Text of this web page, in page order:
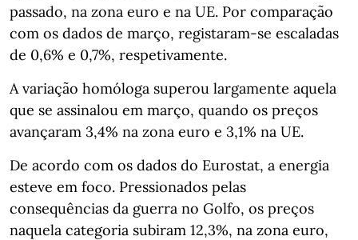
passado, na zona euro e na UE. Por comparação
com os dados de março, registaram-se escaladas
de 0,6% e 0,7%, respetivamente.
A variação homóloga superou largamente aquela
que se assinalou em março, quando os preços
avançaram 3,4% na zona euro e 3,1% na UE.
De acordo com os dados do Eurostat, a energia
esteve em foco. Pressionados pelas
consequências da guerra no Golfo, os preços
naquela categoria subiram 12,3%, na zona euro,